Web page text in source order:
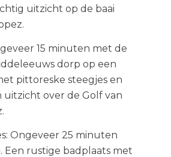
uitzicht op de baai
15 minuten met de
dorp op een
pittoreske steegjes en
uitzicht over de Golf van
Ongeveer 25 minuten
Een rustige badplaats met